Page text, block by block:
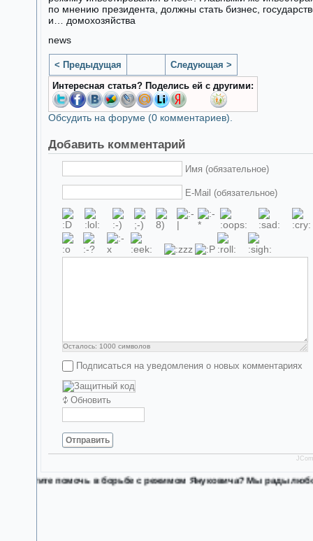
по мнению президента, должны стать бизнес,
и… домохозяйства
news
< Предыдущая
Следующая >
Интересная статья? Поделись ей с другими:
Обсудить на форуме (0 комментариев).
Добавить комментарий
Имя (обязательное)
E-Mail (обязательное)
Осталось: 1000 символов
Подписаться на уведомления о новых комментариях
Обновить
Отправить
Хотите помочь в борьбе с режимом Януковича? Мы рады